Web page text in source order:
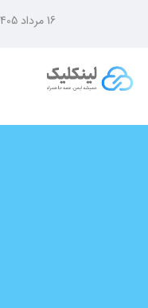
16 مرداد 1405